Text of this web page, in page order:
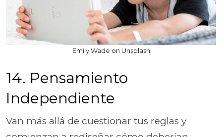
Emily Wade on Unsplash
14. Pensamiento
Independiente
Van más allá de cuestionar tus reglas y